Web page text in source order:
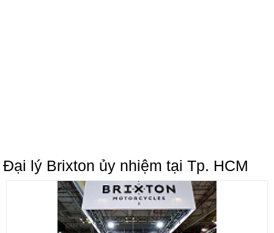
Đại lý Brixton ủy nhiệm tại Tp. HCM